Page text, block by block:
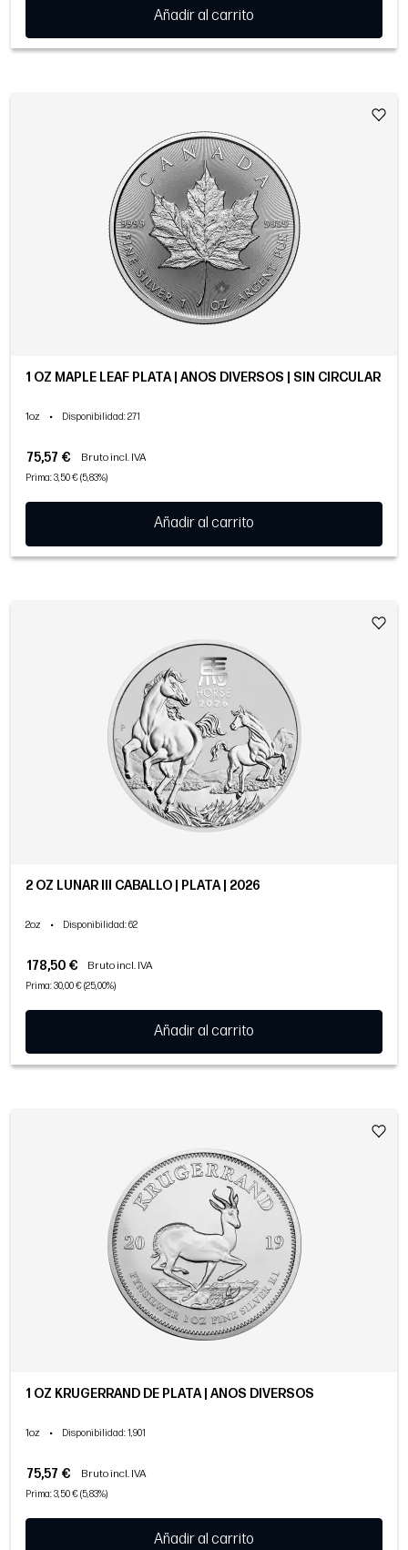
Añadir al carrito
1 OZ MAPLE LEAF PLATA | AÑOS DIVERSOS | SIN CIRCULAR
1oz • Disponibilidad: 271
75,57 € Bruto incl. IVA
Prima: 3,50 € (5,83%)
Añadir al carrito
2 OZ LUNAR III CABALLO | PLATA | 2026
2oz • Disponibilidad: 62
178,50 € Bruto incl. IVA
Prima: 30,00 € (25,00%)
Añadir al carrito
1 OZ KRUGERRAND DE PLATA | AÑOS DIVERSOS
1oz • Disponibilidad: 1,901
75,57 € Bruto incl. IVA
Prima: 3,50 € (5,83%)
Añadir al carrito